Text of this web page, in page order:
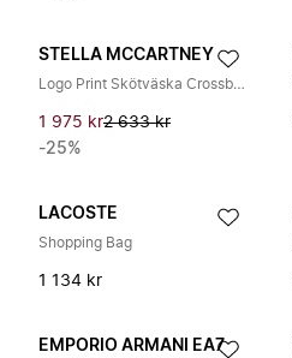
STELLA MCCARTNEY
Logo Print Skötväska Crossbody
1 975 kr2 633 kr
-25%
LACOSTE
Shopping Bag
1 134 kr
EMPORIO ARMANI EA7